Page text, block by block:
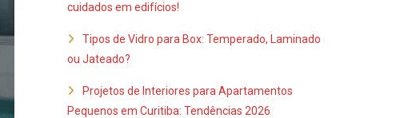
cuidados em edifícios!
Tipos de Vidro para Box: Temperado, Laminado
ou Jateado?
Projetos de Interiores para Apartamentos
Pequenos em Curitiba: Tendências 2026